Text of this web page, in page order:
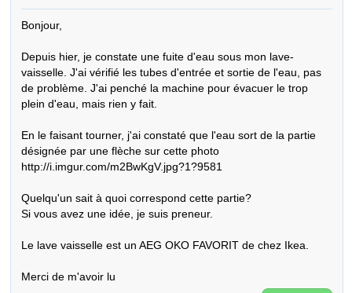
Bonjour,
Depuis hier, je constate une fuite d'eau sous mon lave-
vaisselle. J'ai vérifié les tubes d'entrée et sortie de l'eau, pas
de problème. J'ai penché la machine pour évacuer le trop
plein d'eau, mais rien y fait.
En le faisant tourner, j'ai constaté que l'eau sort de la partie
désignée par une flèche sur cette photo
http://i.imgur.com/m2BwKgV.jpg?1?9581
Quelqu'un sait à quoi correspond cette partie?
Si vous avez une idée, je suis preneur.
Le lave vaisselle est un AEG OKO FAVORIT de chez Ikea.
Merci de m'avoir lu